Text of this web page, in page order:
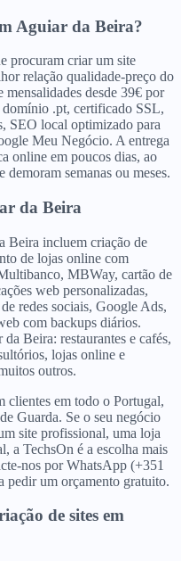
Aguiar da Beira?
procuram criar um site
relação qualidade-preço do
desde 39€ por
.pt, certificado SSL,
SEO local optimizado para
Meu Negócio. A entrega
online em poucos dias, ao
semanas ou meses.
da Beira
Beira incluem criação de
de lojas online com
MBWay, cartão de
web personalizadas,
redes sociais, Google Ads,
com backups diários.
Beira: restaurantes e cafés,
lojas online e
outros.
clientes em todo o Portugal,
Guarda. Se o seu negócio
site profissional, uma loja
a TechsOn é a escolha mais
nos por WhatsApp (+351
pedir um orçamento gratuito.
de sites em